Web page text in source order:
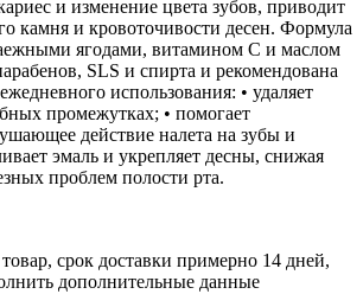
и изменение цвета зубов, приводит
камня и кровоточивости десен. Формула
ягодами, витамином С и маслом
SLS и спирта и рекомендована
использования: • удаляет
промежутках; • помогает
действие налета на зубы и
эмаль и укрепляет десны, снижая
проблем полости рта.
срок доставки примерно 14 дней,
дополнительные данные